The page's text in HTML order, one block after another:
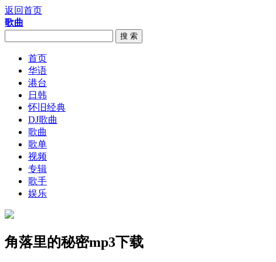
返回首页
歌曲
搜 索
首页
华语
港台
日韩
怀旧经典
DJ歌曲
歌曲
歌单
视频
专辑
歌手
娱乐
角落里的秘密mp3下载